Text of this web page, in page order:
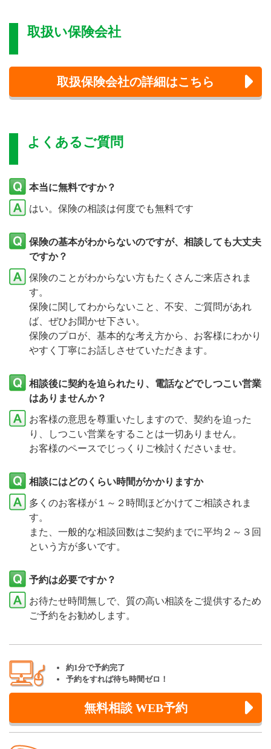
取扱い保険会社
取扱保険会社の詳細はこちら
よくあるご質問
本当に無料ですか？
はい。保険の相談は何度でも無料です
保険の基本がわからないのですが、相談しても大丈夫
ですか？
保険のことがわからない方もたくさんご来店されま
す。
保険に関してわからないこと、不安、ご質問があれ
ば、ぜひお聞かせ下さい。
保険のプロが、基本的な考え方から、お客様にわかり
やすく丁寧にお話しさせていただきます。
相談後に契約を迫られたり、電話などでしつこい営業
はありませんか？
お客様の意思を尊重いたしますので、契約を迫った
り、しつこい営業をすることは一切ありません。
お客様のペースでじっくりご検討くださいませ。
相談にはどのくらい時間がかかりますか
多くのお客様が１～２時間ほどかけてご相談されま
す。
また、一般的な相談回数はご契約までに平均２～３回
という方が多いです。
予約は必要ですか？
お待たせ時間無しで、質の高い相談をご提供するため
ご予約をお勧めします。
約1分で予約完了
予約をすれば待ち時間ゼロ！
無料相談 WEB予約